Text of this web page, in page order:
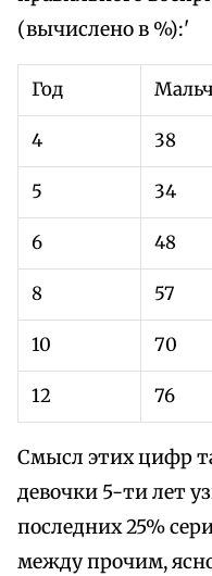
(вычислено в %):'
Год
4 38
5 34
6 48
8 57
10 70
12 76
Смысл этих цифр
девочки 5-ти лет
последних 25%
между прочим,